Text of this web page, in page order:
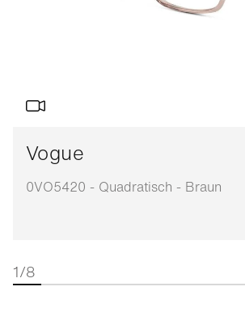
Vogue
0VO5420 - Quadratisch - Braun
1/8